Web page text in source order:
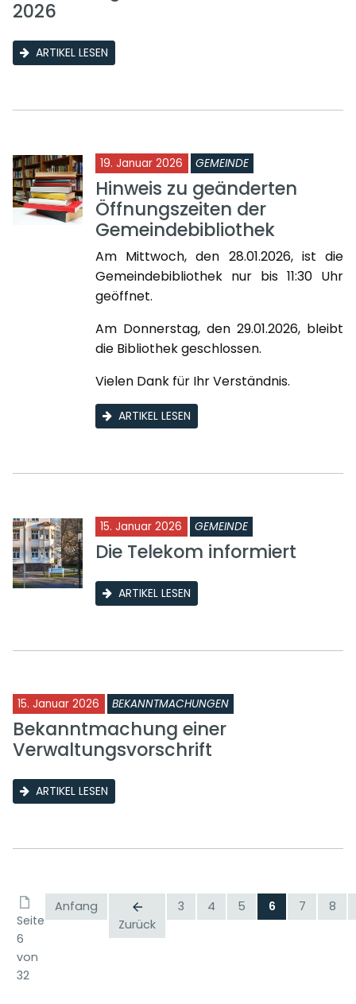
2026
ARTIKEL LESEN
19. Januar 2026 GEMEINDE
Hinweis zu geänderten
Öffnungszeiten der
Gemeindebibliothek
Am Mittwoch, den 28.01.2026, ist die
Gemeindebibliothek nur bis 11:30 Uhr
geöffnet.
Am Donnerstag, den 29.01.2026, bleibt
die Bibliothek geschlossen.
Vielen Dank für Ihr Verständnis.
ARTIKEL LESEN
15. Januar 2026 GEMEINDE
Die Telekom informiert
ARTIKEL LESEN
15. Januar 2026 BEKANNTMACHUNGEN
Bekanntmachung einer
Verwaltungsvorschrift
ARTIKEL LESEN
Seite
6
von
32
Anfang
Zurück
3 4 5 6 7 8